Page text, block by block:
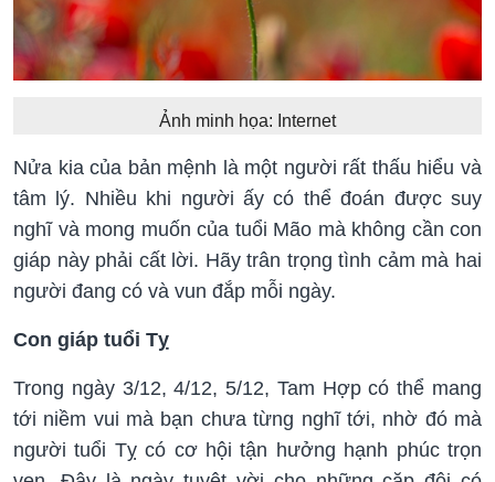
Ảnh minh họa: Internet
Nửa kia của bản mệnh là một người rất thấu hiểu và
tâm lý. Nhiều khi người ấy có thể đoán được suy
nghĩ và mong muốn của tuổi Mão mà không cần con
giáp này phải cất lời. Hãy trân trọng tình cảm mà hai
người đang có và vun đắp mỗi ngày.
Con giáp tuổi Tỵ
Trong ngày 3/12, 4/12, 5/12, Tam Hợp có thể mang
tới niềm vui mà bạn chưa từng nghĩ tới, nhờ đó mà
người tuổi Tỵ có cơ hội tận hưởng hạnh phúc trọn